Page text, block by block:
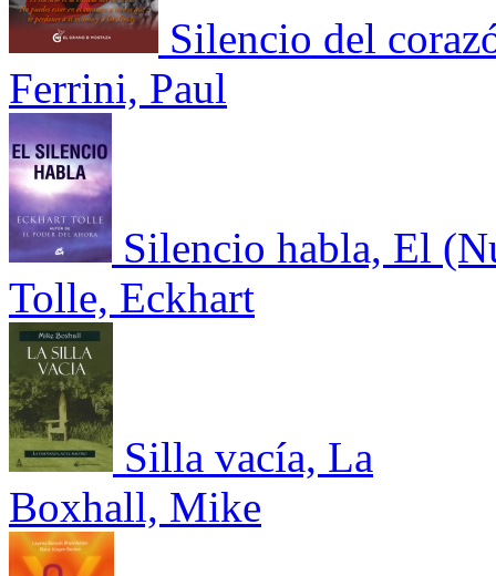
Silencio del
Ferrini, Paul
Silencio habla, El
Tolle, Eckhart
Silla vacía, La
Boxhall, Mike